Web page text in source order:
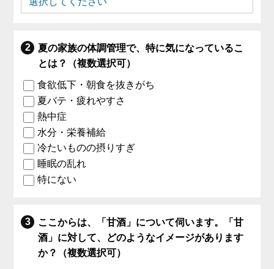
夏の家族の体調管理で、特に気になっているこ
とは？（複数選択可）
食欲低下・朝食を抜きがち
夏バテ・疲れやすさ
熱中症
水分・栄養補給
冷たいものの摂りすぎ
睡眠の乱れ
特にない
ここからは、「甘酒」について伺います。「甘
酒」に対して、どのようなイメージがあります
か？（複数選択可）